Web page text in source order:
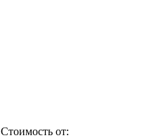
Стоимость от: